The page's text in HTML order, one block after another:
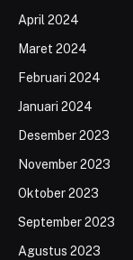
April 2024
Maret 2024
Februari 2024
Januari 2024
Desember 2023
November 2023
Oktober 2023
September 2023
Agustus 2023